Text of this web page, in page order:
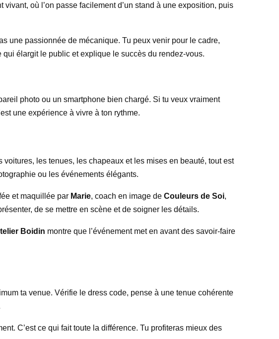
où l’on passe facilement d’un stand à une exposition, puis
une passionnée de mécanique. Tu peux venir pour le cadre,
élargit le public et explique le succès du rendez-vous.
photo ou un smartphone bien chargé. Si tu veux vraiment
une expérience à vivre à ton rythme.
les tenues, les chapeaux et les mises en beauté, tout est
ou les événements élégants.
et maquillée par Marie, coach en image de Couleurs de Soi,
de se mettre en scène et de soigner les détails.
Boidin montre que l’événement met en avant des savoir-faire
ta venue. Vérifie le dress code, pense à une tenue cohérente
C’est ce qui fait toute la différence. Tu profiteras mieux des